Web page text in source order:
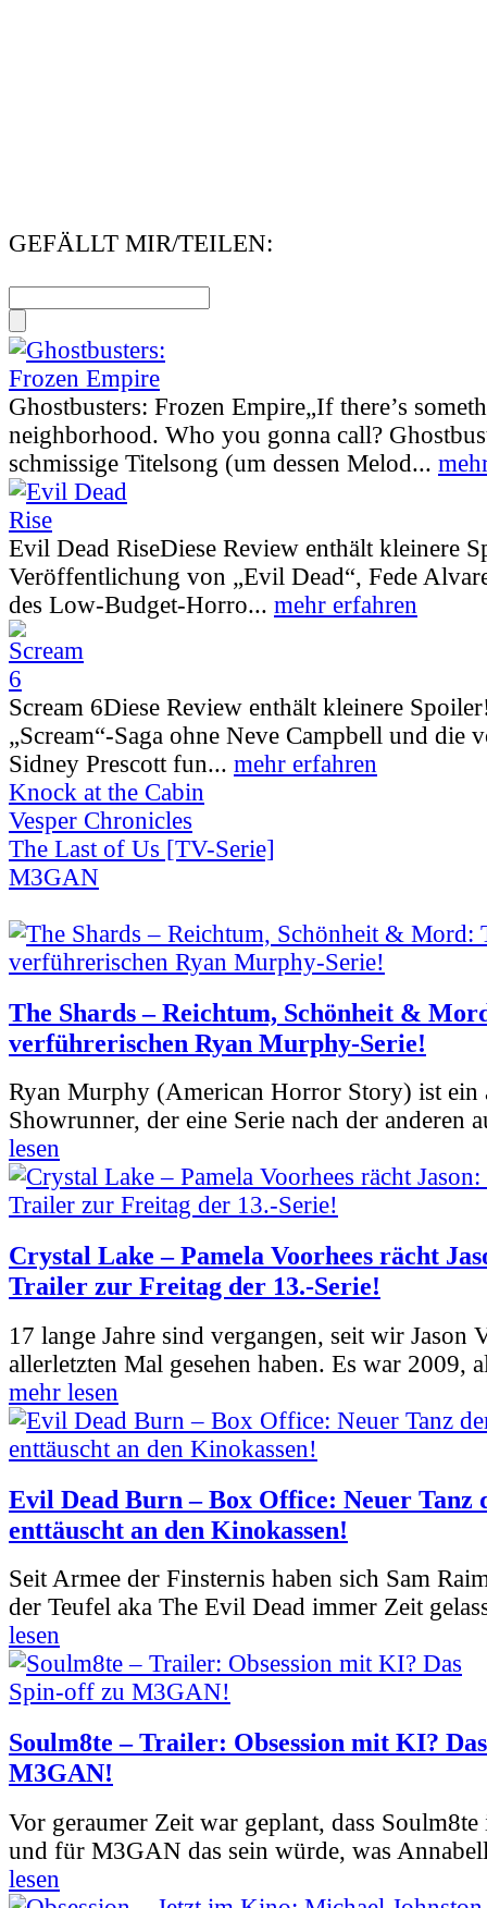
GEFÄLLT MIR/TEILEN:
Ghostbusters: Frozen Empire„If there’s
neighborhood. Who you gonna call?
schmissige Titelsong (um dessen Melod...
Evil Dead RiseDiese Review enthält kleinere
Veröffentlichung von „Evil Dead“, Fede
des Low-Budget-Horro... mehr erfahren
Scream 6Diese Review enthält kleinere
„Scream“-Saga ohne Neve Campbell und die
Sidney Prescott fun... mehr erfahren
Knock at the Cabin
Vesper Chronicles
The Last of Us [TV-Serie]
M3GAN
The Shards – Reichtum, Schönheit &
verführerischen Ryan Murphy-Serie!
Ryan Murphy (American Horror Story) ist ein
Showrunner, der eine Serie nach der anderen
lesen
Crystal Lake – Pamela Voorhees rächt
Trailer zur Freitag der 13.-Serie!
17 lange Jahre sind vergangen, seit wir Jason
allerletzten Mal gesehen haben. Es war 2009,
mehr lesen
Evil Dead Burn – Box Office: Neuer Tanz
enttäuscht an den Kinokassen!
Seit Armee der Finsternis haben sich Sam
der Teufel aka The Evil Dead immer Zeit
lesen
Soulm8te – Trailer: Obsession mit KI?
M3GAN!
Vor geraumer Zeit war geplant, dass
und für M3GAN das sein würde, was
lesen